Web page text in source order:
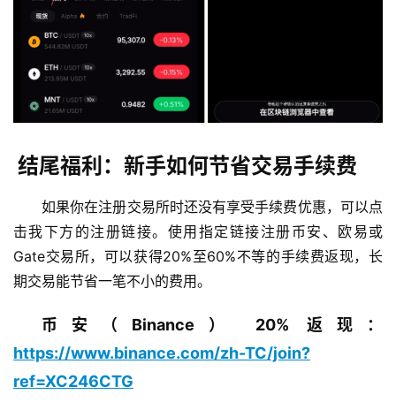
结尾福利：新手如何节省交易手续费
如果你在注册交易所时还没有享受手续费优惠，可以点
击我下方的注册链接。使用指定链接注册币安、欧易或
Gate交易所，可以获得20%至60%不等的手续费返现，长
期交易能节省一笔不小的费用。
币安（Binance） 20% 返现：
https://www.binance.com/zh-TC/join?
ref=XC246CTG